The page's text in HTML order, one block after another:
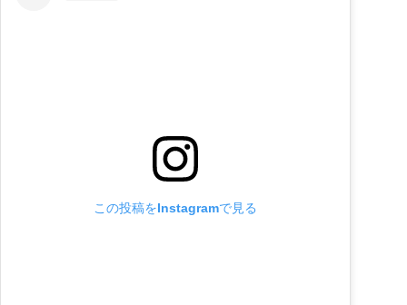
この投稿をInstagramで見る